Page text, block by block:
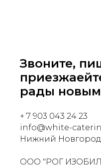
Звоните,
рады новым
+ 7 903 043 24 23
info@white-
Нижний
ООО "РОГ